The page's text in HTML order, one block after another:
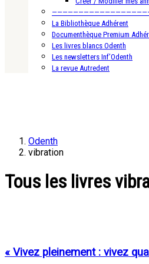
La Bibliothèque Adhérent
Documenthèque Premium
Les livres blancs Odenth
Les newsletters Inf’Odenth
La revue Autredent
Odenth
vibration
Tous les livres
« Vivez pleinement : vivez